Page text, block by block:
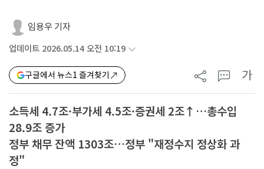
임용우 기자
업데이트 2026.05.14 오전 10:19
구글에서 뉴스1 즐겨찾기 가
소득세 4.7조·부가세 4.5조·증권세 2조↑…총수입
28.9조 증가
정부 채무 잔액 1303조…정부 "재정수지 정상화 과
정"